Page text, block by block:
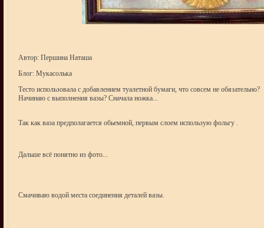
Автор: Першина Наташа
Блог: Мукасолька
Тесто использовала с добавлением туалетной бумаги, что совсем не обязательно?
Начинаю с выполнения вазы? Сначала ножка...
Так как ваза предполагается обьемной, первым слоем использую фольгу .
Дальше всё понятно из фото...
Смачиваю водой места соединения деталей вазы.